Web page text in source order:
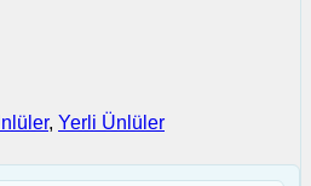
, Yerli Ünlüler